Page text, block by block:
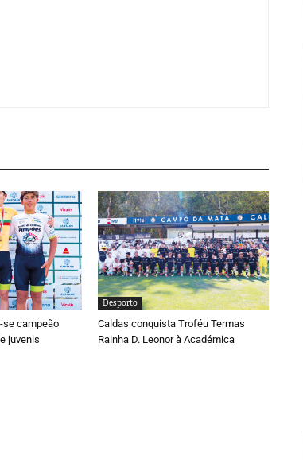
se campeão
juvenis
Desporto
Caldas conquista Troféu Termas
Rainha D. Leonor à Académica